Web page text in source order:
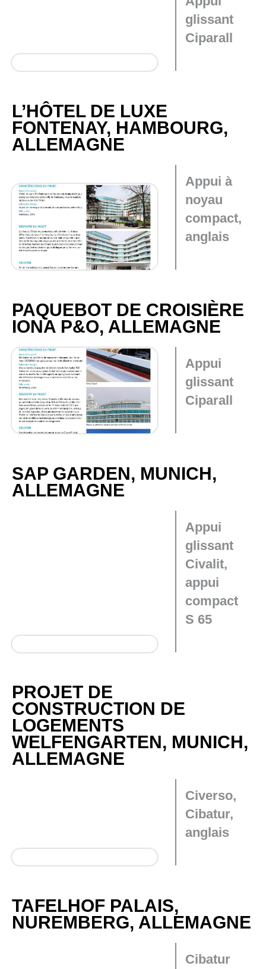
glissant
Ciparall
L’HÔTEL DE LUXE
FONTENAY, HAMBOURG,
ALLEMAGNE
Appui à
noyau
compact,
anglais
PAQUEBOT DE CROISIÈRE
IONA P&O, ALLEMAGNE
Appui
glissant
Ciparall
SAP GARDEN, MUNICH,
ALLEMAGNE
Appui
glissant
Civalit,
appui
compact
S 65
PROJET DE
CONSTRUCTION DE
LOGEMENTS
WELFENGARTEN, MUNICH,
ALLEMAGNE
Civerso,
Cibatur,
anglais
TAFELHOF PALAIS,
NUREMBERG, ALLEMAGNE
Cibatur